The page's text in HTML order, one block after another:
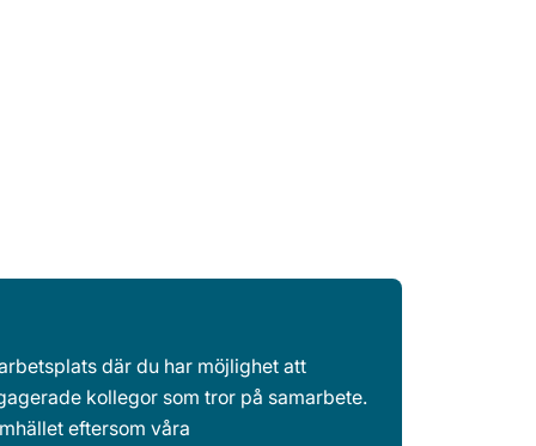
där du har möjlighet att
kollegor som tror på samarbete.
eftersom våra